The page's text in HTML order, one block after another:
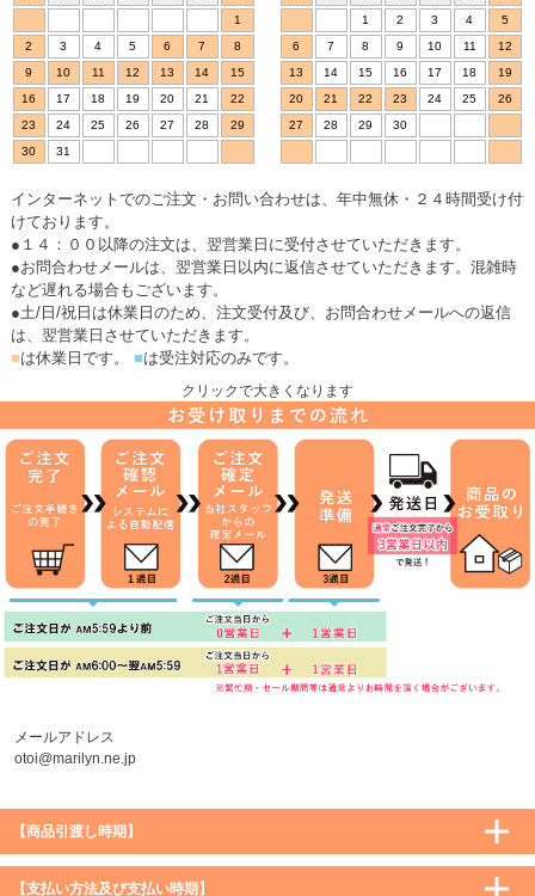
1
2
3 4 5 6 7
8
9
10 11 12 13 14
15
16
17 18 19 20 21
22
23
24 25 26 27 28
29
30
31
1
2 3 4
5
6
7 8 9 10 11
12
13
14 15 16 17 18
19
20
21 22 23 24 25
26
27
28 29 30
インターネットでのご注文・お問い合わせは、年中無休・２４時間受け付
けております。
●１４：００以降の注文は、翌営業日に受付させていただきます。
●お問合わせメールは、翌営業日以内に返信させていただきます。混雑時
など遅れる場合もございます。
●土/日/祝日は休業日のため、注文受付及び、お問合わせメールへの返信
は、翌営業日させていただきます。
■は休業日です。 ■は受注対応のみです。
クリックで大きくなります
メールアドレス
otoi@marilyn.ne.jp
【商品引渡し時期】
【支払い方法及び支払い時期】